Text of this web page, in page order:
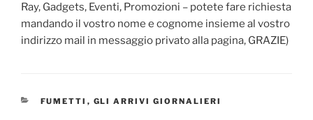
Ray, Gadgets, Eventi, Promozioni – potete fare richiesta
mandando il vostro nome e cognome insieme al vostro
indirizzo mail in messaggio privato alla pagina, GRAZIE)
CATEGORIE
FUMETTI , GLI ARRIVI GIORNALIERI